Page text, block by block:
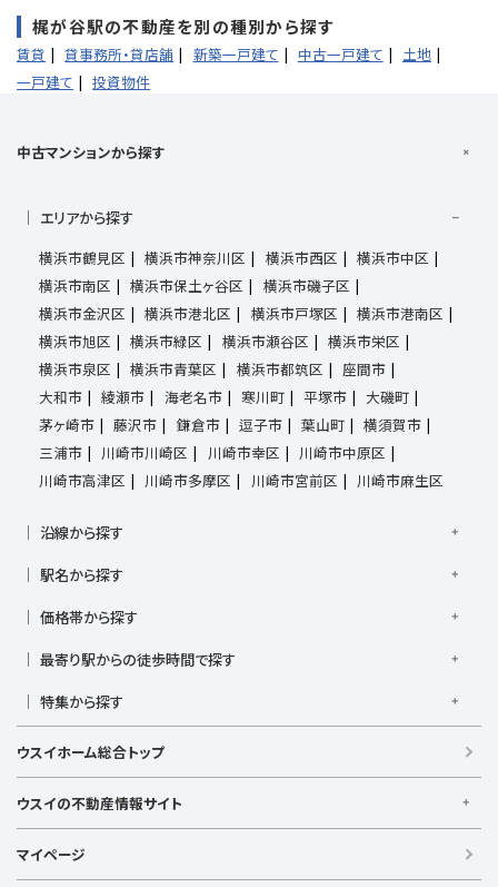
梶が谷駅の不動産を別の種別から探す
賃貸 貸事務所・貸店舗 新築一戸建て 中古一戸建て
土地
一戸建て
投資物件
中古マンションから探す
エリアから探す
横浜市鶴見区
横浜市神奈川区 横浜市西区
横浜市中区
横浜市南区
横浜市保土ヶ谷区
横浜市磯子区
横浜市金沢区
横浜市港北区 横浜市戸塚区
横浜市港南区
横浜市旭区
横浜市緑区 横浜市瀬谷区
横浜市栄区
横浜市泉区
横浜市青葉区 横浜市都筑区
座間市
大和市
綾瀬市 海老名市 寒川町 平塚市
大磯町
茅ヶ崎市
藤沢市 鎌倉市 逗子市 葉山町
横須賀市
三浦市
川崎市川崎区 川崎市幸区
川崎市中原区
川崎市高津区
川崎市多摩区 川崎市宮前区 川崎市麻生区
沿線から探す
湘南新宿ライン高海
小田急江ノ島線
ブルーライン
みなとみらい線
相鉄いずみ野線
相模鉄道新横浜線
江ノ島電鉄
湘南モノレール
駅名から探す
上大岡駅
港南台駅
小机駅 桜木町駅
根岸駅
平塚駅
横須賀中央駅
横浜駅
価格帯から探す
5,000万円台
8,000万円台
最寄り駅からの徒歩時間で探す
駅徒歩20分以内
駅徒歩21分以上
特集から探す
ペット相談可
リフォーム・リノベーション済
LDK15畳以上
浴室乾燥機付き
キッチン充実
ウスイホーム総合トップ
ウスイの不動産情報サイト
【借りる】
マイページ